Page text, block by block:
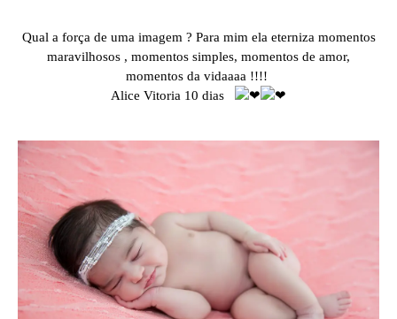
Qual a força de uma imagem ? Para mim ela eterniza momentos
maravilhosos , momentos simples, momentos de amor,
momentos da vidaaaa !!!!
Alice Vitoria 10 dias